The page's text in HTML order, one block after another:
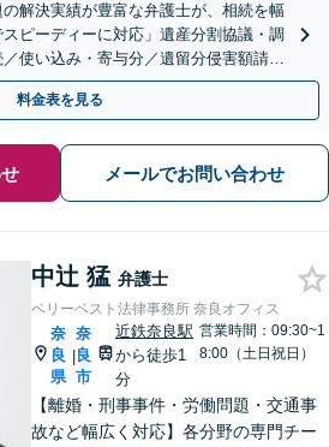
の解決実績が豊富な弁護士が、相続を幅
ピーディーに対応」遺産分割協議・調
使い込み・寄与分／遺留分侵害額請求
言書作成
料金表を見る
メールでお問い合わせ
中辻 猛 弁護士
ベリーベスト法律事務所 奈良オフィス
奈
良
県
|
奈
良
市
近鉄奈良駅
から徒歩1
分
営業時間：09:30~1
8:00（土日祝日）
【離婚・刑事事件・労働問題・交通事
故など幅広く対応】各分野の専門チー